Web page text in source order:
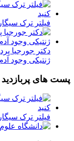
فیلتر ترک
دکتر جورجیا
ژنتیکی وجود
پست های پربازدید
فیلتر ترک